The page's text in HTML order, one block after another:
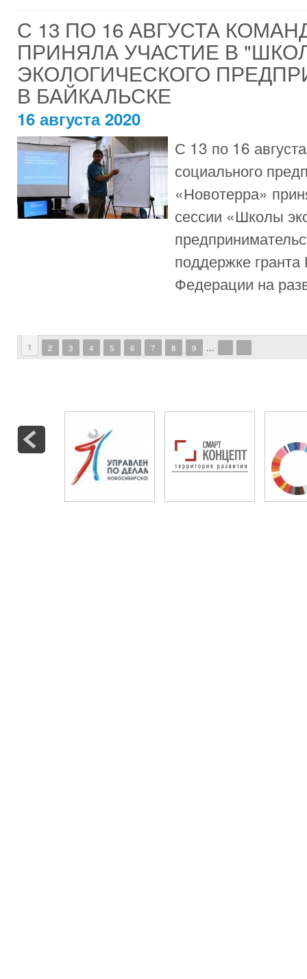
С 13 ПО 16 АВГУСТА
ПРИНЯЛА УЧАСТИЕ В
ЭКОЛОГИЧЕСКОГО
В БАЙКАЛЬСКЕ
16 августа 2020
С 13 по 16
социального
«Новотерра»
сессии «Школы
поддержке
Федерации на
Страницы
1 2 3 4 5 6 7 8 9 …